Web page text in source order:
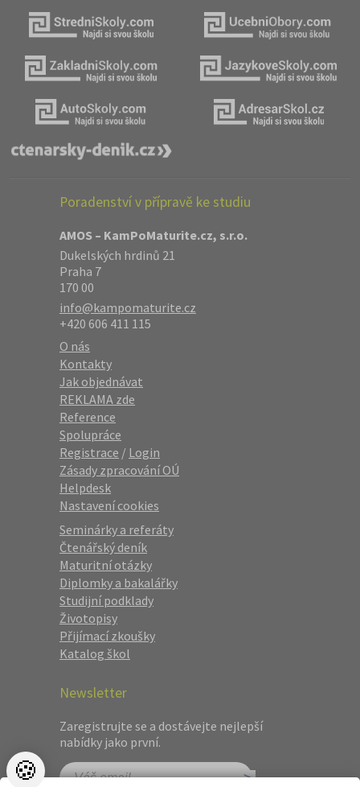
Poradenství v přípravě ke studiu
AMOS – KamPoMaturite.cz, s.r.o.
Dukelských hrdinů 21
Praha 7
170 00
info@kampomaturite.cz
+420 606 411 115
O nás
Kontakty
Jak objednávat
REKLAMA zde
Reference
Spolupráce
Registrace / Login
Zásady zpracování OÚ
Helpdesk
Nastavení cookies
Seminárky a referáty
Čtenářský deník
Maturitní otázky
Diplomky a bakalářky
Studijní podklady
Životopisy
Přijímací zkoušky
Katalog škol
Newsletter
Zaregistrujte se a dostávejte nejlepší
nabídky jako první.
🍪